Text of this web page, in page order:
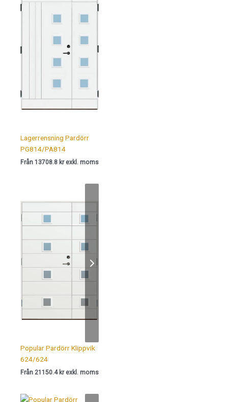
Lagerrensning Pardörr
PG814/PA814
Från 13708.8 kr exkl. moms
Popular Pardörr Klippvik
624/624
Från 21150.4 kr exkl. moms